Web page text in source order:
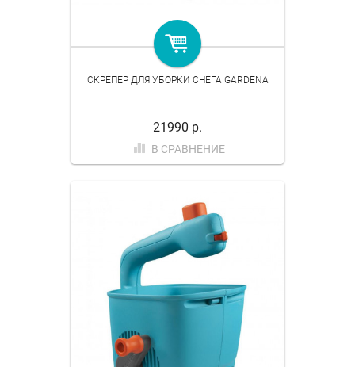
СКРЕПЕР ДЛЯ УБОРКИ СНЕГА GARDENA
21990 р.
В СРАВНЕНИЕ